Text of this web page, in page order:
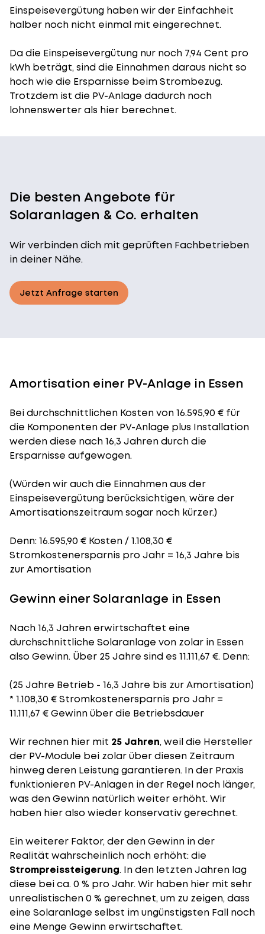
Einspeisevergütung haben wir der Einfachheit
halber noch nicht einmal mit eingerechnet.
Da die Einspeisevergütung nur noch 7,94 Cent pro
kWh beträgt, sind die Einnahmen daraus nicht so
hoch wie die Ersparnisse beim Strombezug.
Trotzdem ist die PV-Anlage dadurch noch
lohnenswerter als hier berechnet.
Die besten Angebote für
Solaranlagen & Co. erhalten
Wir verbinden dich mit geprüften Fachbetrieben
in deiner Nähe.
Jetzt Anfrage starten
Amortisation einer PV-Anlage in Essen
Bei durchschnittlichen Kostenvon 16.595,90 € für
die Komponenten der PV-Anlage plus Installation
werden diese nach 16,3 Jahren durch die
Ersparnisse aufgewogen.
(Würden wir auch die Einnahmen aus der
Einspeisevergütung berücksichtigen, wäre der
Amortisationszeitraumsogar noch kürzer.)
Denn: 16.595,90 € Kosten / 1.108,30 €
Stromkostenersparnis pro Jahr = 16,3 Jahre bis
zur Amortisation
Gewinn einer Solaranlage in Essen
Nach 16,3 Jahren erwirtschaftet eine
durchschnittliche Solaranlage von zolar in Essen
also Gewinn. Über 25 Jahre sind es 11.111,67 €. Denn:
(25 Jahre Betrieb - 16,3 Jahre bis zur Amortisation)
* 1.108,30 € Stromkostenersparnis pro Jahr =
11.111,67 € Gewinn über die Betriebsdauer
Wir rechnen hier mit 25 Jahren, weil die Hersteller
der PV-Module bei zolar über diesen Zeitraum
hinweg deren Leistung garantieren. In der Praxis
funktionieren PV-Anlagen in der Regel noch länger,
was den Gewinn natürlich weiter erhöht. Wir
haben hier also wieder konservativ gerechnet.
Ein weiterer Faktor, der den Gewinn in der
Realität wahrscheinlich noch erhöht: die
Strompreissteigerung. In den letzten Jahren lag
diese bei ca. 0 % pro Jahr. Wir haben hier mit sehr
unrealistischen 0 % gerechnet, um zu zeigen, dass
eine Solaranlage selbst im ungünstigsten Fall noch
eine Menge Gewinn erwirtschaftet.